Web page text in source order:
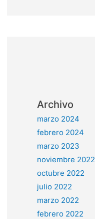
Archivo
marzo 2024
febrero 2024
marzo 2023
noviembre 2022
octubre 2022
julio 2022
marzo 2022
febrero 2022